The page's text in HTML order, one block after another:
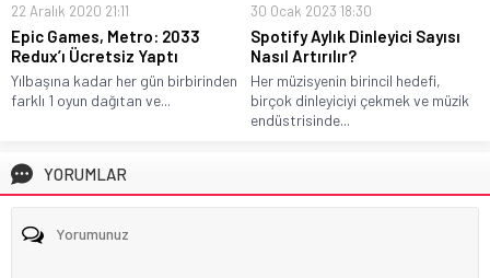
22 Aralık 2020 21:11
Epic Games, Metro: 2033
Redux’ı Ücretsiz Yaptı
Yılbaşına kadar her gün birbirinden
farklı 1 oyun dağıtan ve...
30 Ocak 2023 18:30
Spotify Aylık Dinleyici Sayısı
Nasıl Artırılır?
Her müzisyenin birincil hedefi,
birçok dinleyiciyi çekmek ve müzik
endüstrisinde...
YORUMLAR